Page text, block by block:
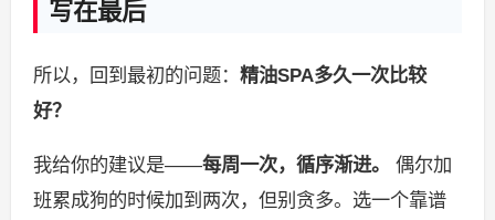
写在最后
所以，回到最初的问题： 精油SPA多久一次比较
好？
我给你的建议是——每周一次，循序渐进。
偶尔加
班累成狗的时候加到两次，但别贪多。选一个靠谱